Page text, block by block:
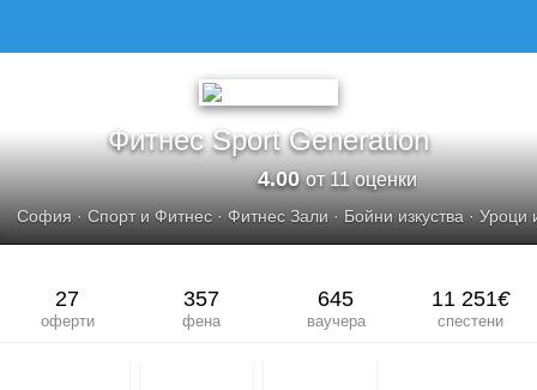
Фитнес Sport Generation
4.00от 11 оценки
София · Спорт и Фитнес · Фитнес Зали · Бойни изкуства · Уроци
27
оферти
357
фена
645
ваучера
11 251€
спестени